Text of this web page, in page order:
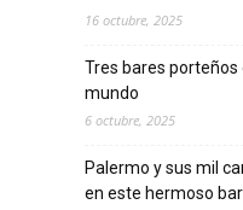
16 octubre, 2025
Tres bares porteños
mundo
6 octubre, 2025
Palermo y sus mil
en este hermoso